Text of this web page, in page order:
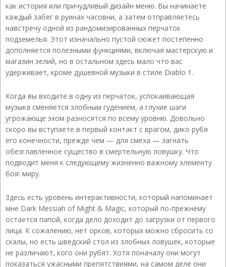
как история или причудливый дизайн меню. Вы начинаете
каждый забег в руинах часовни, а затем отправляетесь
навстречу одной из рандомизированных перчаток
подземелья. Этот изначально пустой сюжет постепенно
дополняется полезными функциями, включая мастерскую и
магазин зелий, но в остальном здесь мало что вас
удерживает, кроме душевной музыки в стиле Diablo 1.
Когда вы входите в одну из перчаток, успокаивающая
музыка сменяется злобным гудением, а глухие шаги
угрожающе эхом разносятся по всему уровню. Довольно
скоро вы вступаете в первый контакт с врагом, дико рубя
его конечности, прежде чем — для смеха — загнать
обезглавленное существо в смертельную ловушку. Что
подводит меня к следующему жизненно важному элементу
боя: миру.
Здесь есть уровень интерактивности, который напоминает
мне Dark Messiah of Might & Magic, который по-прежнему
остается папой, когда дело доходит до загрузки от первого
лица. К сожалению, нет орков, которых можно сбросить со
скалы, но есть шведский стол из злобных ловушек, которые
не различают, кого они рубят. Хотя поначалу они могут
показаться ужасными препятствиями, на самом деле они